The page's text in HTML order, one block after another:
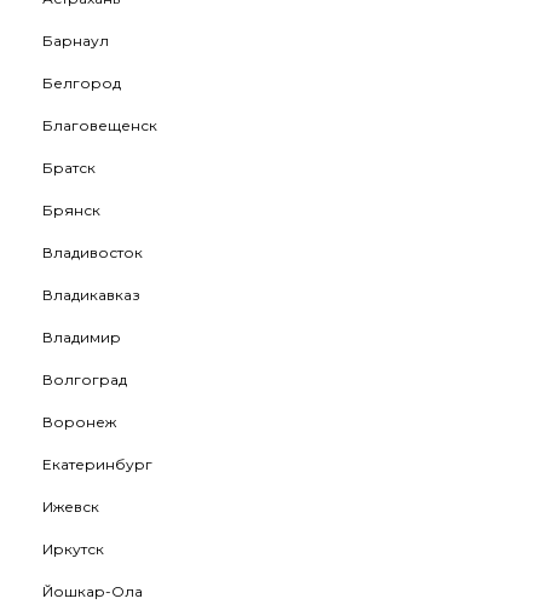
Барнаул
Белгород
Благовещенск
Братск
Брянск
Владивосток
Владикавказ
Владимир
Волгоград
Воронеж
Екатеринбург
Ижевск
Иркутск
Йошкар-Ола